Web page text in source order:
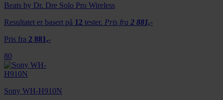
Beats by Dr. Dre Solo Pro Wireless
Resultatet er basert på 12 tester. Pris fra 2 881,-
Pris fra 2 881,-
80
Sony WH-H910N